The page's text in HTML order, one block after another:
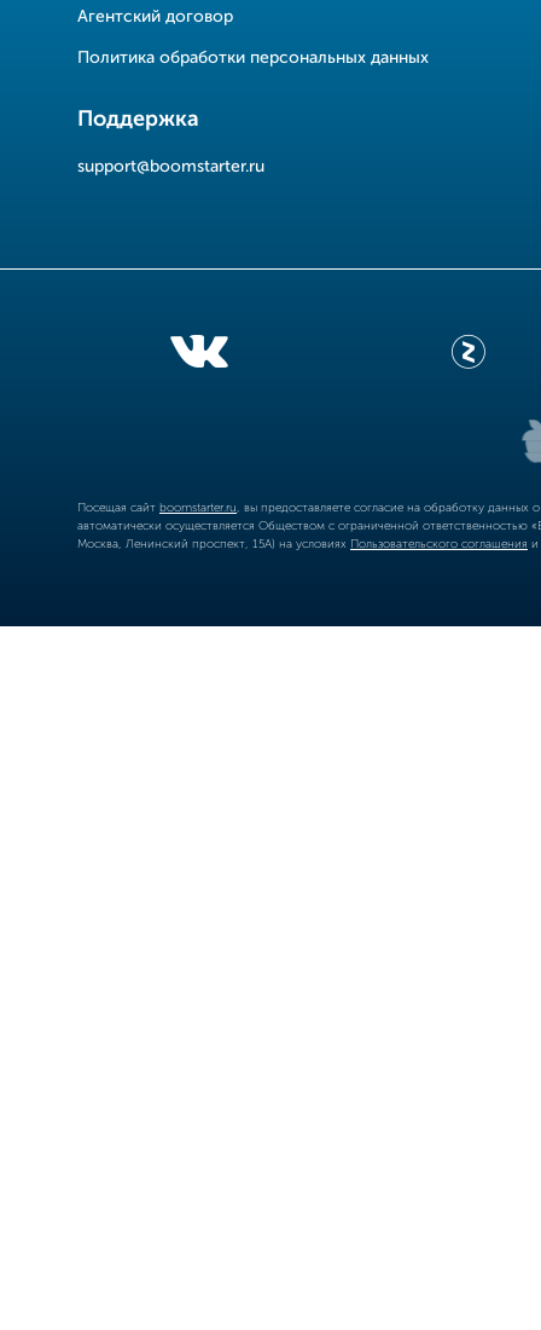
Агентский договор
Политика обработки персональных данных
Поддержка
support@boomstarter.ru
Посещая сайт boomstarter.ru , вы предоставляете согласие на обработку
автоматически осуществляется Обществом с ограниченной
Москва, Ленинский проспект, 15А) на условиях Пользовательского соглашения и